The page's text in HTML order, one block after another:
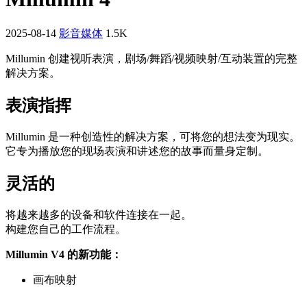
2025-08-14 影音媒体 1.5K
Millumin 创建视听表演，剧场/舞蹈/视频映射/互动装置的完整
解决方案。
表演指挥
Millumin 是一种创造性的解决方案，可将您的想法变为现实。
它专为播放您的现场表演和讲述您的故事而量身定制。
灵活的
将越来越多的设备和软件连接在一起。
构建您自己的工作流程。
Millumin V4 的新功能：
画布映射